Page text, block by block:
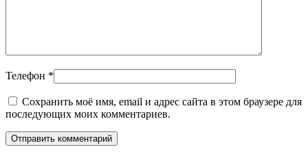
Телефон *
Сохранить моё имя, email и адрес сайта в этом браузере для
последующих моих комментариев.